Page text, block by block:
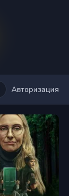
Авторизация